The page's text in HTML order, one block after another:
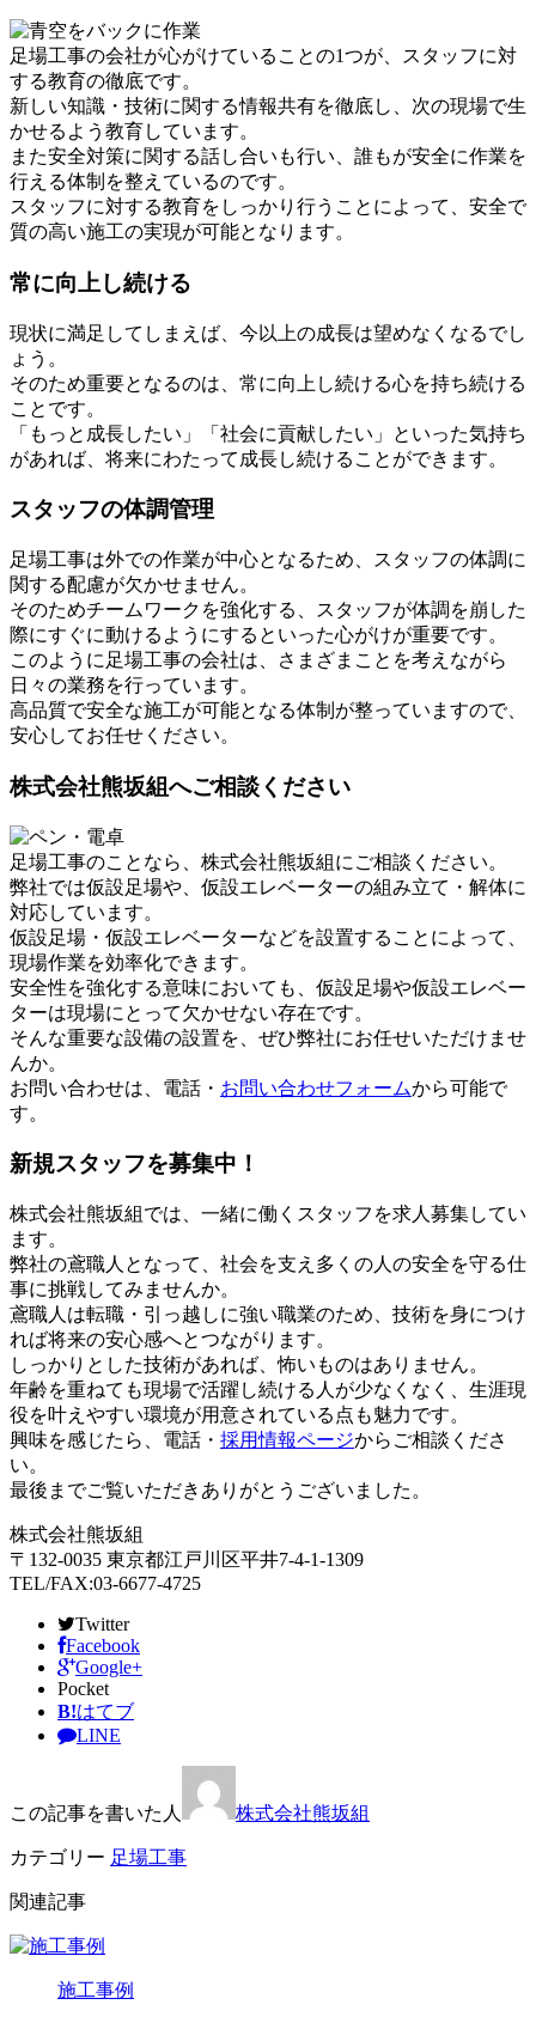
足場工事の会社が心がけていることの1つが、スタッフに対
する教育の徹底です。
新しい知識・技術に関する情報共有を徹底し、次の現場で生
かせるよう教育しています。
また安全対策に関する話し合いも行い、誰もが安全に作業を
行える体制を整えているのです。
スタッフに対する教育をしっかり行うことによって、安全で
質の高い施工の実現が可能となります。
常に向上し続ける
現状に満足してしまえば、今以上の成長は望めなくなるでし
ょう。
そのため重要となるのは、常に向上し続ける心を持ち続ける
ことです。
「もっと成長したい」「社会に貢献したい」といった気持ち
があれば、将来にわたって成長し続けることができます。
スタッフの体調管理
足場工事は外での作業が中心となるため、スタッフの体調に
関する配慮が欠かせません。
そのためチームワークを強化する、スタッフが体調を崩した
際にすぐに動けるようにするといった心がけが重要です。
このように足場工事の会社は、さまざまことを考えながら
日々の業務を行っています。
高品質で安全な施工が可能となる体制が整っていますので、
安心してお任せください。
株式会社熊坂組へご相談ください
足場工事のことなら、株式会社熊坂組にご相談ください。
弊社では仮設足場や、仮設エレベーターの組み立て・解体に
対応しています。
仮設足場・仮設エレベーターなどを設置することによって、
現場作業を効率化できます。
安全性を強化する意味においても、仮設足場や仮設エレベー
ターは現場にとって欠かせない存在です。
そんな重要な設備の設置を、ぜひ弊社にお任せいただけませ
んか。
お問い合わせは、電話・ お問い合わせフォームから可能で
す。
新規スタッフを募集中！
株式会社熊坂組では、一緒に働くスタッフを求人募集してい
ます。
弊社の鳶職人となって、社会を支え多くの人の安全を守る仕
事に挑戦してみませんか。
鳶職人は転職・引っ越しに強い職業のため、技術を身につけ
れば将来の安心感へとつながります。
しっかりとした技術があれば、怖いものはありません。
年齢を重ねても現場で活躍し続ける人が少なくなく、生涯現
役を叶えやすい環境が用意されている点も魅力です。
興味を感じたら、電話・ 採用情報ページからご相談くださ
い。
最後までご覧いただきありがとうございました。
株式会社熊坂組
〒132-0035 東京都江戸川区平井7-4-1-1309
TEL/FAX:03-6677-4725
Twitter
Facebook
Google+
Pocket
B!はてブ
LINE
この記事を書いた人 株式会社熊坂組
カテゴリー 足場工事
関連記事
施工事例